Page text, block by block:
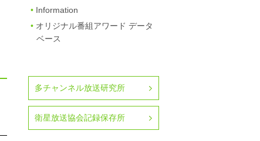
Information
オリジナル番組アワード データ
ベース
多チャンネル放送研究所
衛星放送協会記録保存所